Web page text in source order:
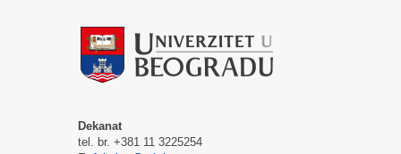
Dekanat
tel. br. +381 11 3225254